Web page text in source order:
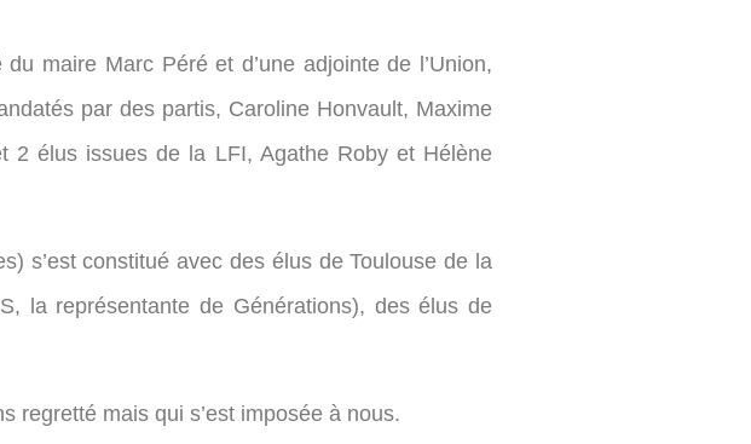
du maire Marc Péré et d’une adjointe de l’Union,
par des partis, Caroline Honvault, Maxime
2 élus issues de la LFI, Agathe Roby et Hélène
s’est constitué avec des élus de Toulouse de la
la représentante de Générations), des élus de
regretté mais qui s’est imposée à nous.